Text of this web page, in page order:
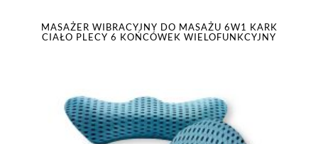
MASAŻER WIBRACYJNY DO MASAŻU 6W1 KARK
CIAŁO PLECY 6 KOŃCÓWEK WIELOFUNKCYJNY